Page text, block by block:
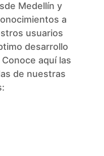
Medellín y
a
usuarios
desarrollo
aquí las
de nuestras